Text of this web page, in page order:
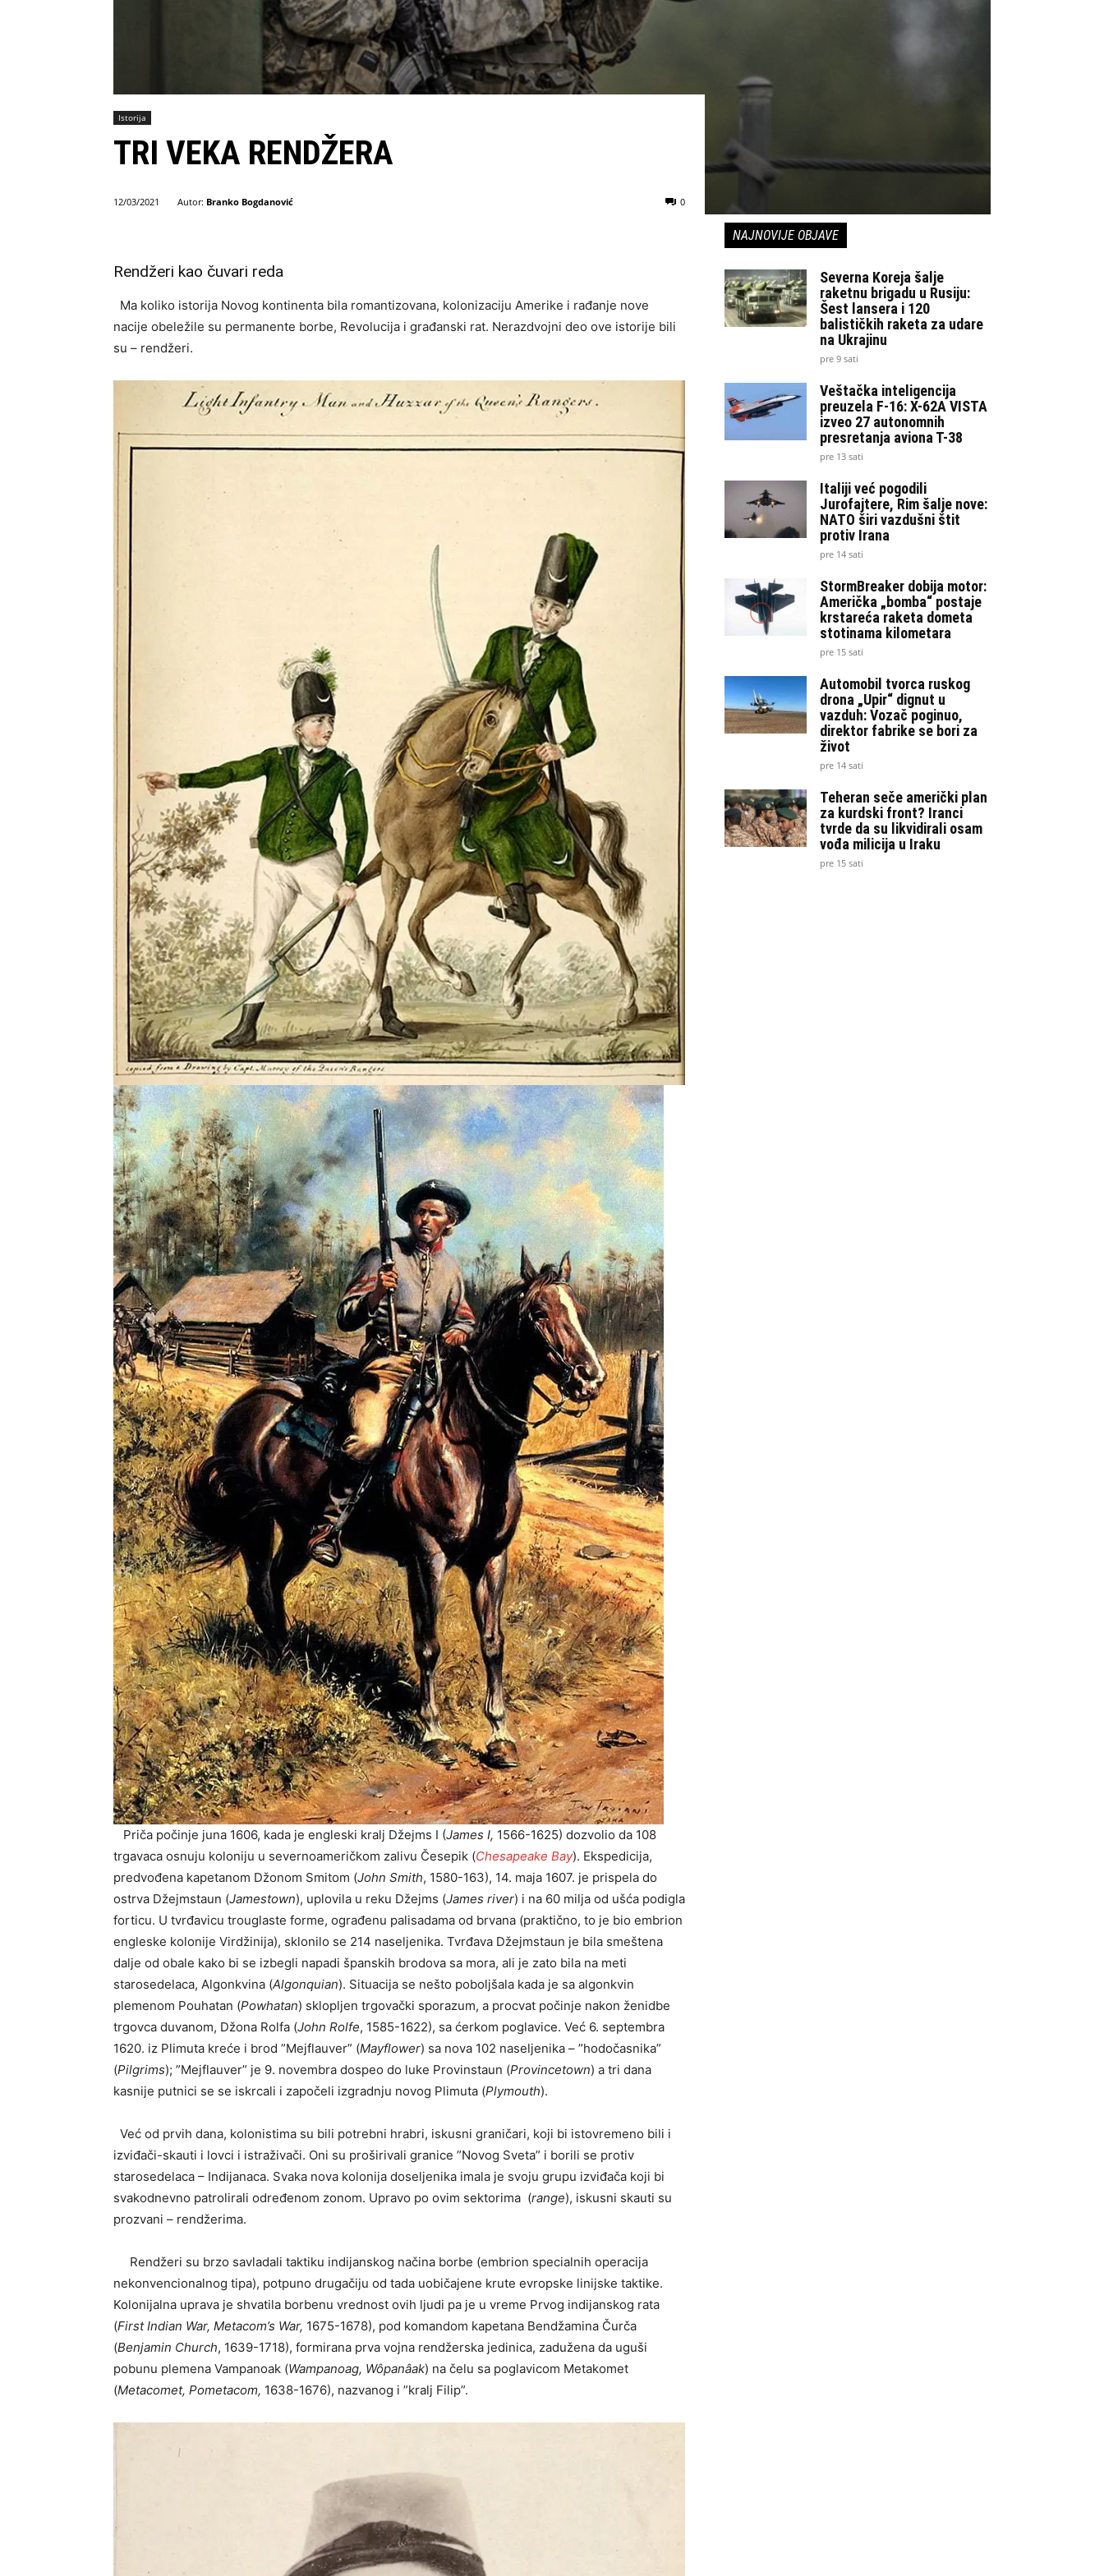
Istorija
TRI VEKA RENDŽERA
12/03/2021 Autor: Branko Bogdanović 0
Rendžeri kao čuvari reda
Ma koliko istorija Novog kontinenta bila romantizovana, kolonizaciju Amerike i rađanje nove
nacije obeležile su permanente borbe, Revolucija i građanski rat. Nerazdvojni deo ove istorije bili
su – rendžeri.
Priča počinje juna 1606, kada je engleski kralj Džejms I (James I, 1566-1625) dozvolio da 108
trgavaca osnuju koloniju u severnoameričkom zalivu Česepik (Chesapeake Bay). Ekspedicija,
predvođena kapetanom Džonom Smitom (John Smith, 1580-163), 14. maja 1607. je prispela do
ostrva Džejmstaun (Jamestown), uplovila u reku Džejms (James river) i na 60 milja od ušća podigla
forticu. U tvrđavicu trouglaste forme, ograđenu palisadama od brvana (praktično, to je bio embrion
engleske kolonije Virdžinija), sklonilo se 214 naseljenika. Tvrđava Džejmstaun je bila smeštena
dalje od obale kako bi se izbegli napadi španskih brodova sa mora, ali je zato bila na meti
starosedelaca, Algonkvina (Algonquian). Situacija se nešto poboljšala kada je sa algonkvin
plemenom Pouhatan (Powhatan) sklopljen trgovački sporazum, a procvat počinje nakon ženidbe
trgovca duvanom, Džona Rolfa (John Rolfe, 1585-1622), sa ćerkom poglavice. Već 6. septembra
1620. iz Plimuta kreće i brod ”Mejflauver” (Mayflower) sa nova 102 naseljenika – ”hodočasnika”
(Pilgrims); ”Mejflauver” je 9. novembra dospeo do luke Provinstaun (Provincetown) a tri dana
kasnije putnici se se iskrcali i započeli izgradnju novog Plimuta (Plymouth).
Već od prvih dana, kolonistima su bili potrebni hrabri, iskusni graničari, koji bi istovremeno bili i
izviđači-skauti i lovci i istraživači. Oni su proširivali granice ”Novog Sveta” i borili se protiv
starosedelaca – Indijanaca. Svaka nova kolonija doseljenika imala je svoju grupu izviđača koji bi
svakodnevno patrolirali određenom zonom. Upravo po ovim sektorima (range), iskusni skauti su
prozvani – rendžerima.
Rendžeri su brzo savladali taktiku indijanskog načina borbe (embrion specialnih operacija
nekonvencionalnog tipa), potpuno drugačiju od tada uobičajene krute evropske linijske taktike.
Kolonijalna uprava je shvatila borbenu vrednost ovih ljudi pa je u vreme Prvog indijanskog rata
(First Indian War, Metacom’s War, 1675-1678), pod komandom kapetana Bendžamina Čurča
(Benjamin Church, 1639-1718), formirana prva vojna rendžerska jedinica, zadužena da uguši
pobunu plemena Vampanoak (Wampanoag, Wôpanâak) na čelu sa poglavicom Metakomet
(Metacomet, Pometacom, 1638-1676), nazvanog i ”kralj Filip”.
NAJNOVIJE OBJAVE
Severna Koreja šalje
raketnu brigadu u Rusiju:
Šest lansera i 120
balističkih raketa za udare
na Ukrajinu
pre 9 sati
Veštačka inteligencija
preuzela F-16: X-62A VISTA
izveo 27 autonomnih
presretanja aviona T-38
pre 13 sati
Italiji već pogodili
Jurofajtere, Rim šalje nove:
NATO širi vazdušni štit
protiv Irana
pre 14 sati
StormBreaker dobija motor:
Američka „bomba“ postaje
krstareća raketa dometa
stotinama kilometara
pre 15 sati
Automobil tvorca ruskog
drona „Upir“ dignut u
vazduh: Vozač poginuo,
direktor fabrike se bori za
život
pre 14 sati
Teheran seče američki plan
za kurdski front? Iranci
tvrde da su likvidirali osam
vođa milicija u Iraku
pre 15 sati